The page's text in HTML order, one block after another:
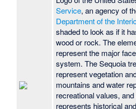
Service, an agency of
Department of the
shaded to look as if it
wood or rock. The
represent the major
system. The Sequoia
represent vegetation
mountains and water
recreational values,
represents historical